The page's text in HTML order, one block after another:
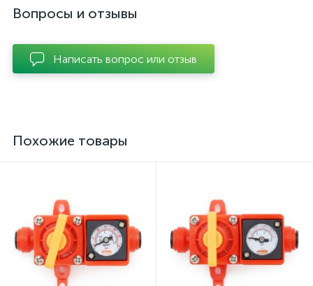
Вопросы и отзывы
Написать вопрос или отзыв
Похожие товары